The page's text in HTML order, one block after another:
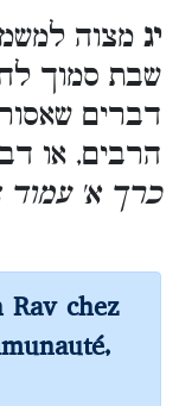
יג מצוה
שבת סמוך
דברים
הרבים, או
כרך א' עמוד
chez